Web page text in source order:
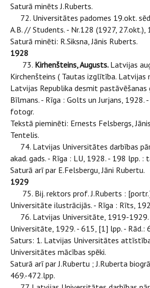
Saturā minēts J.Ruberts.
72. Universitātes padomes 19.okt.
A.B. // Students. - Nr.128 (1927, 27.okt.),
Saturā minēti: R.Siksna, Jānis Ruberts.
1928
73. Kirhenšteins, Augusts. Latvijas
Kirchenšteins ( Tautas izglītība. Latvijas
Latvijas Republika desmit pastāvēšanas
Bīlmans. - Rīga : Golts un Jurjans, 1928.
fotogr.
Tekstā pieminēti: Ernests Felsbergs,
Tentelis.
74. Latvijas Universitātes darbības
akad. gads. - Rīga : LU, 1928. - 198 lpp. :
Saturā arī par E.Felsbergu, Jāni Rubertu.
1929
75. Bij. rektors prof. J.Ruberts :
Universitāte ilustrācijās. - Rīga : Rīts,
76. Latvijas Universitāte, 1919-1929.
Universitāte, 1929. - 615, [1] lpp. - Rād.:
Saturs: 1. Latvijas Universitātes
Universitātes mācības spēki.
Saturā arī par J.Rubertu ; J.Ruberta
469.-472.lpp.